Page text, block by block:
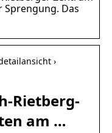
Sprengung. Das
›
Rietberg-
am …